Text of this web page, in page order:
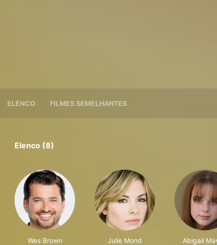
ELENCO FILMES SEMELHANTES
Elenco (8)
Wes Brown
Julie Mond
Abigail